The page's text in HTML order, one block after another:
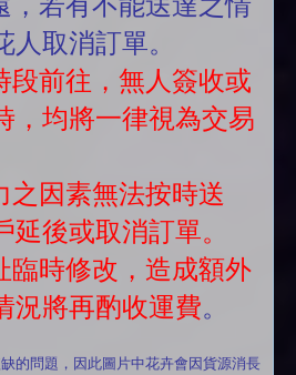
取消訂單。
段前往，無人簽收或
，均將一律視為交易
之因素無法按時送
後或取消訂單。
臨時修改，造成額外
況將再酌收運費。
的問題，因此圖片中花卉會因貨源消長